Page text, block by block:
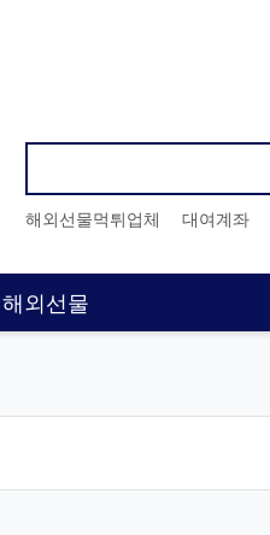
인기검색어
해외선물먹튀업체 대여계좌
해외선물